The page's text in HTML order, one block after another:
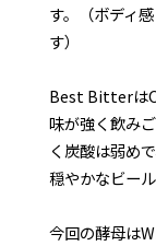
す。（ボディ
す）
Best Bitterは
味が強く飲み
く炭酸は弱め
穏やかなビール
今回の酵母は